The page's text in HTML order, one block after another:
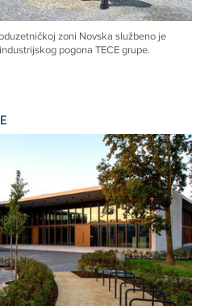
zoni Novska službeno je
pogona TECEgrupe.